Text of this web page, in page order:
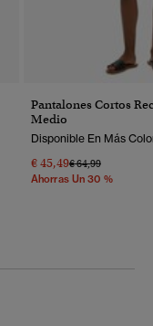
Pantalones Cortos
Medio
Disponible En Más
€ 45,49Precio Rebajado
€ 64,99A
Ahorras Un 30 %